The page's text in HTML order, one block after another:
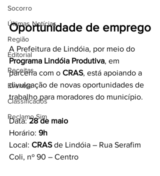
Socorro
Últimas Notícias
Região
Editorial
Receitas
Eventos
Classificados
Reclamo Sim
Oportunidade de emprego
A Prefeitura de Lindóia, por meio do
Programa Lindóia Produtiva, em
parceria com o CRAS, está apoiando a
divulgação de novas oportunidades de
trabalho para moradores do município.
Data: 28 de maio
Horário: 9h
Local: CRAS de Lindóia – Rua Serafim
Coli, nº 90 – Centro